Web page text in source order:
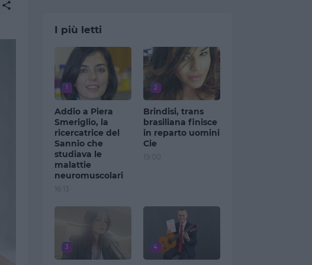
I più letti
1
Addio a Piera
Smeriglio, la
ricercatrice del
Sannio che
studiava le
malattie
neuromuscolari
16:13
2
Brindisi, trans
brasiliana finisce
in reparto uomini
Cie
19:00
3 4